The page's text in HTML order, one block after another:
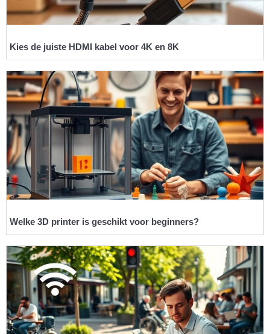
Kies de juiste HDMI kabel voor 4K en 8K
Welke 3D printer is geschikt voor beginners?